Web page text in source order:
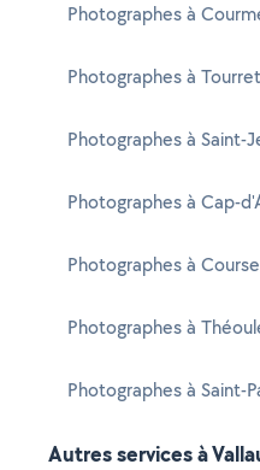
Photographes à
Photographes à
Photographes à Saint-
Photographes à Cap-
Photographes à
Photographes à
Photographes à Saint-
Autres services à